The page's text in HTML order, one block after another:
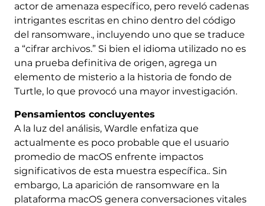
actor de amenaza específico, pero reveló cadenas
intrigantes escritas en chino dentro del código
del ransomware., incluyendo uno que se traduce
a “cifrar archivos.” Si bien el idioma utilizado no es
una prueba definitiva de origen, agrega un
elemento de misterio a la historia de fondo de
Turtle, lo que provocó una mayor investigación.
Pensamientos concluyentes
A la luz del análisis, Wardle enfatiza que
actualmente es poco probable que el usuario
promedio de macOS enfrente impactos
significativos de esta muestra específica.. Sin
embargo, La aparición de ransomware en la
plataforma macOS genera conversaciones vitales